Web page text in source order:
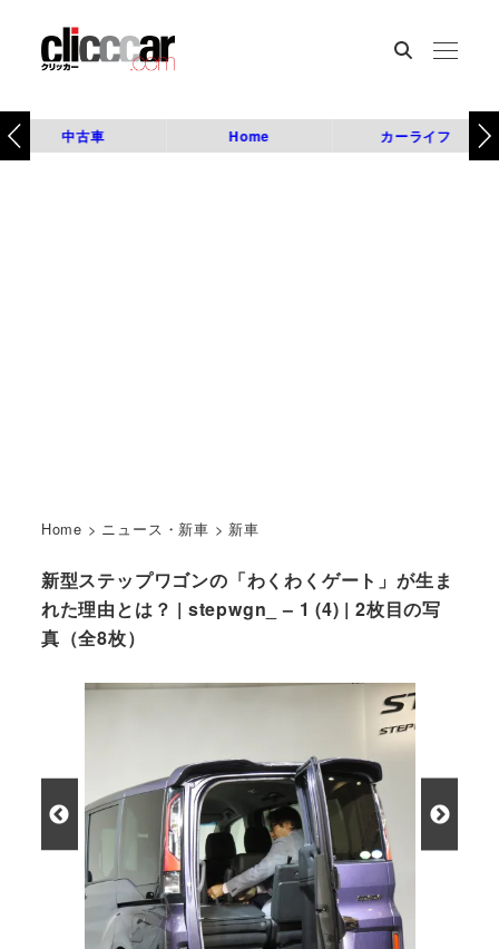
中古車 Home カーライフ
Home > ニュース・新車 > 新車
新型ステップワゴンの「わくわくゲート」が生ま
れた理由とは？ | stepwgn_ – 1 (4) | 2枚目の写
真（全8枚）